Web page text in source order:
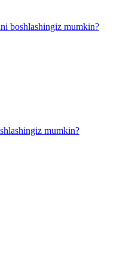
boshlashingiz mumkin?
mumkin?